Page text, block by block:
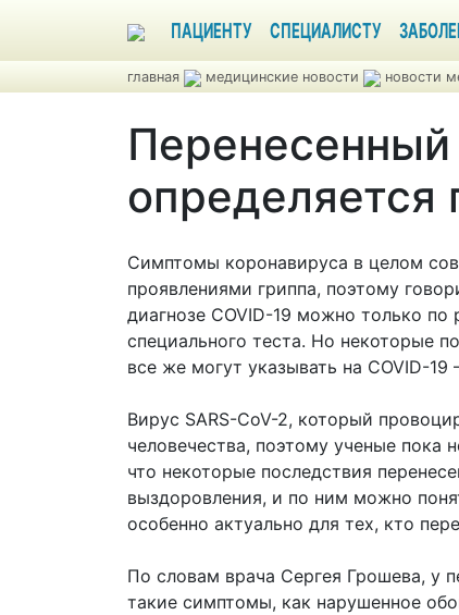
ПАЦИЕНТУ СПЕЦИАЛИСТУ
главная медицинские новости новости
Перенесенный
Симптомы коронавируса в целом
проявлениями гриппа, поэтому
диагнозе COVID-19 можно только по
специального теста. Но некоторые
все же могут указывать на COVID-
Вирус SARS-CoV-2, который
человечества, поэтому ученые пока
что некоторые последствия
выздоровления, и по ним можно
особенно актуально для тех, кто
По словам врача Сергея Грошева, у
такие симптомы, как нарушенное